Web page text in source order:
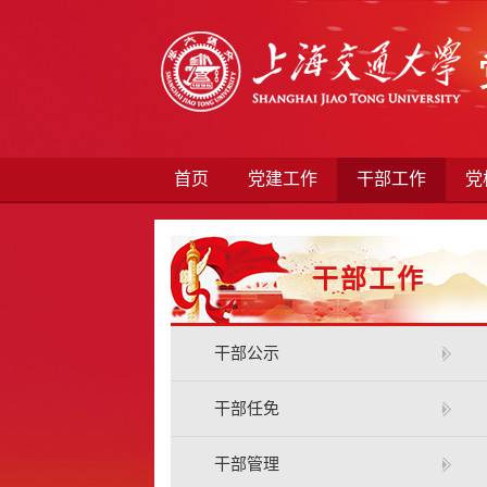
首页 党建工作 干部工作 党
干部工作
干部公示
干部任免
干部管理